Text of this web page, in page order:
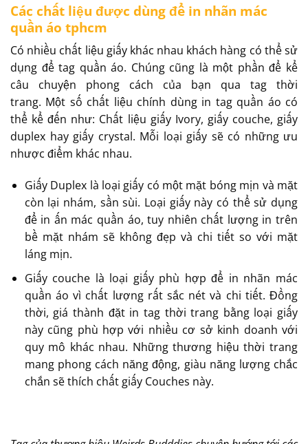
Các chất liệu được dùng để in nhãn mác
quần áo tphcm
Có nhiều chất liệu giấy khác nhau khách hàng có thể sử
dụng để tag quần áo. Chúng cũng là một phần để kể
câu chuyện phong cách của bạn qua tag thời
trang. Một số chất liệu chính dùng in tag quần áo có
thể kể đến như: Chất liệu giấy Ivory, giấy couche, giấy
duplex hay giấy crystal. Mỗi loại giấy sẽ có những ưu
nhược điểm khác nhau.
Giấy Duplex là loại giấy có một mặt bóng mịn và mặt
còn lại nhám, sần sùi. Loại giấy này có thể sử dụng
để in ấn mác quần áo, tuy nhiên chất lượng in trên
bề mặt nhám sẽ không đẹp và chi tiết so với mặt
láng mịn.
Giấy couche là loại giấy phù hợp để in nhãn mác
quần áo vì chất lượng rất sắc nét và chi tiết. Đồng
thời, giá thành đặt in tag thời trang bằng loại giấy
này cũng phù hợp với nhiều cơ sở kinh doanh với
quy mô khác nhau. Những thương hiệu thời trang
mang phong cách năng động, giàu năng lượng chắc
chắn sẽ thích chất giấy Couches này.